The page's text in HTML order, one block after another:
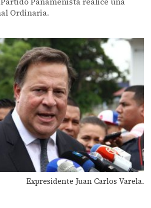
Ordinaria.
Expresidente Juan Carlos Varela.